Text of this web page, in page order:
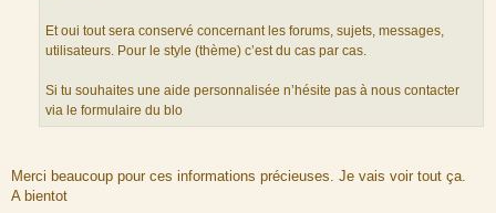
c
e
u
m
e
a
g
Et oui tout sera conservé concernant les forums, sujets, messages,
utilisateurs. Pour le style (thème) c’est du cas par cas.
Si tu souhaites une aide personnalisée n’hésite pas à nous contacter
via le formulaire du blo
Merci beaucoup pour ces informations précieuses. Je vais voir tout ça.
A bientot